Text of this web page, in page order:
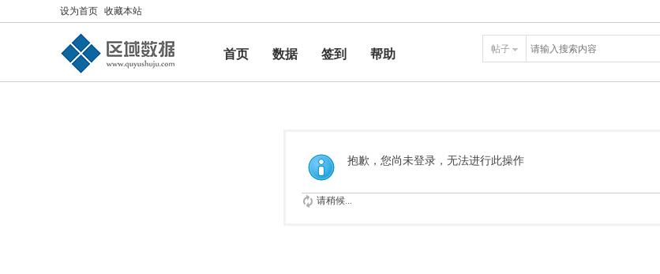
设为首页 收藏本站
首页 数据 签到
帮助
帮助
帖子
抱歉，您尚未登录，无法进行此操作
请稍候...